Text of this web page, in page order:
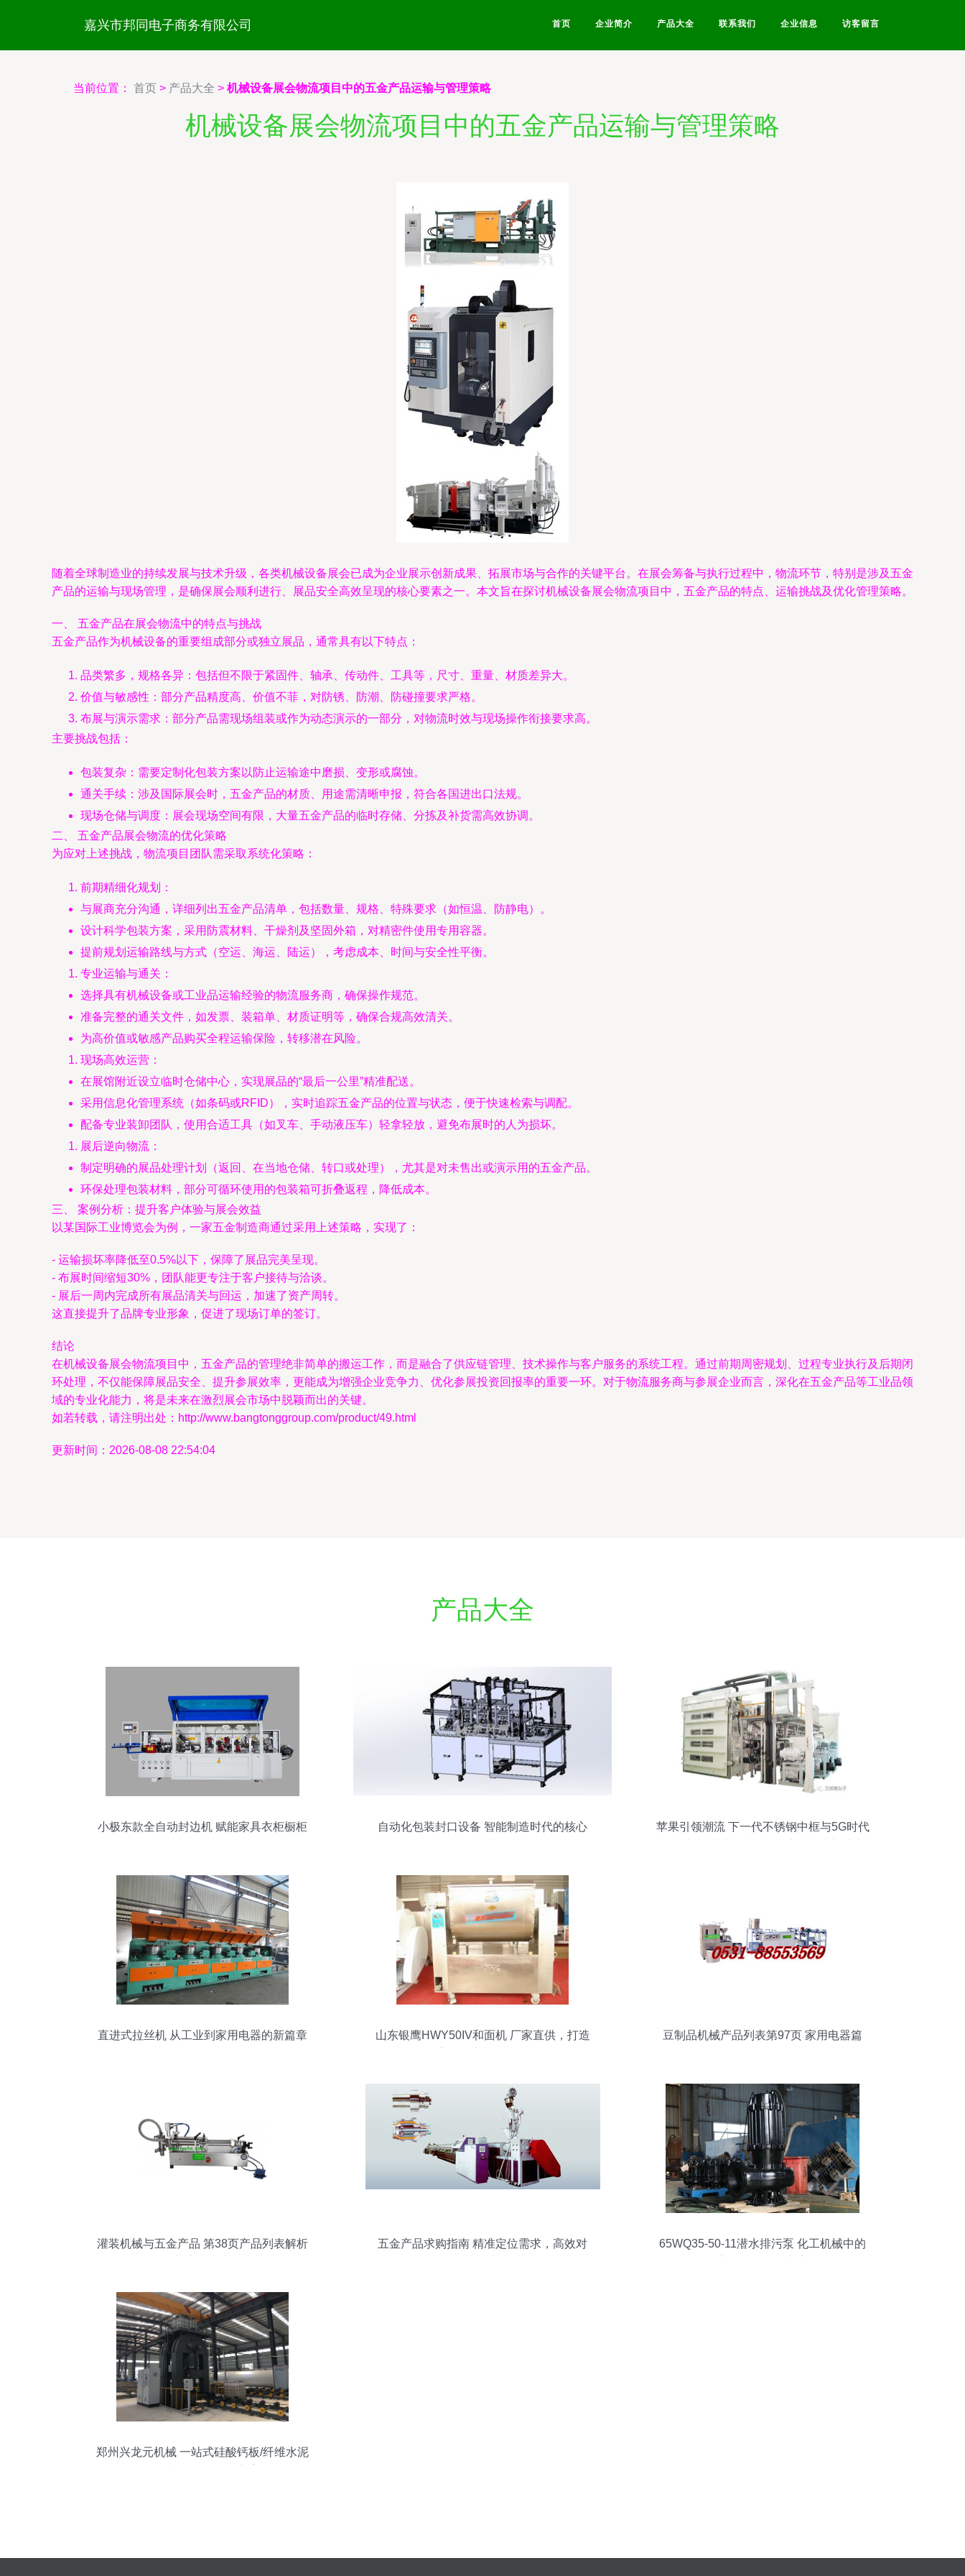
嘉兴市邦同电子商务有限公司 首页 企业简介 产品大全 联系我们 企业信息 访客留言
当前位置： 首页 > 产品大全 > 机械设备展会物流项目中的五金产品运输与管理策略
机械设备展会物流项目中的五金产品运输与管理策略
随着全球制造业的持续发展与技术升级，各类机械设备展会已成为企业展示创新成果、拓展市场与合作的关键平台。在展会筹备与执行过程中，物流环节，特别是涉及五金
产品的运输与现场管理，是确保展会顺利进行、展品安全高效呈现的核心要素之一。本文旨在探讨机械设备展会物流项目中，五金产品的特点、运输挑战及优化管理策略。
一、 五金产品在展会物流中的特点与挑战
五金产品作为机械设备的重要组成部分或独立展品，通常具有以下特点：
品类繁多，规格各异：包括但不限于紧固件、轴承、传动件、工具等，尺寸、重量、材质差异大。
价值与敏感性：部分产品精度高、价值不菲，对防锈、防潮、防碰撞要求严格。
布展与演示需求：部分产品需现场组装或作为动态演示的一部分，对物流时效与现场操作衔接要求高。
主要挑战包括：
包装复杂：需要定制化包装方案以防止运输途中磨损、变形或腐蚀。
通关手续：涉及国际展会时，五金产品的材质、用途需清晰申报，符合各国进出口法规。
现场仓储与调度：展会现场空间有限，大量五金产品的临时存储、分拣及补货需高效协调。
二、 五金产品展会物流的优化策略
为应对上述挑战，物流项目团队需采取系统化策略：
前期精细化规划：
与展商充分沟通，详细列出五金产品清单，包括数量、规格、特殊要求（如恒温、防静电）。
设计科学包装方案，采用防震材料、干燥剂及坚固外箱，对精密件使用专用容器。
提前规划运输路线与方式（空运、海运、陆运），考虑成本、时间与安全性平衡。
专业运输与通关：
选择具有机械设备或工业品运输经验的物流服务商，确保操作规范。
准备完整的通关文件，如发票、装箱单、材质证明等，确保合规高效清关。
为高价值或敏感产品购买全程运输保险，转移潜在风险。
现场高效运营：
在展馆附近设立临时仓储中心，实现展品的“最后一公里”精准配送。
采用信息化管理系统（如条码或RFID），实时追踪五金产品的位置与状态，便于快速检索与调配。
配备专业装卸团队，使用合适工具（如叉车、手动液压车）轻拿轻放，避免布展时的人为损坏。
展后逆向物流：
制定明确的展品处理计划（返回、在当地仓储、转口或处理），尤其是对未售出或演示用的五金产品。
环保处理包装材料，部分可循环使用的包装箱可折叠返程，降低成本。
三、 案例分析：提升客户体验与展会效益
以某国际工业博览会为例，一家五金制造商通过采用上述策略，实现了：
- 运输损坏率降低至0.5%以下，保障了展品完美呈现。
- 布展时间缩短30%，团队能更专注于客户接待与洽谈。
- 展后一周内完成所有展品清关与回运，加速了资产周转。
这直接提升了品牌专业形象，促进了现场订单的签订。
结论
在机械设备展会物流项目中，五金产品的管理绝非简单的搬运工作，而是融合了供应链管理、技术操作与客户服务的系统工程。通过前期周密规划、过程专业执行及后期闭
环处理，不仅能保障展品安全、提升参展效率，更能成为增强企业竞争力、优化参展投资回报率的重要一环。对于物流服务商与参展企业而言，深化在五金产品等工业品领
域的专业化能力，将是未来在激烈展会市场中脱颖而出的关键。
如若转载，请注明出处：http://www.bangtonggroup.com/product/49.html
更新时间：2026-08-08 22:54:04
产品大全
小极东款全自动封边机 赋能家具衣柜橱柜
自动化包装封口设备 智能制造时代的核心
苹果引领潮流 下一代不锈钢中框与5G时代
直进式拉丝机 从工业到家用电器的新篇章
山东银鹰HWY50IV和面机 厂家直供，打造
豆制品机械产品列表第97页 家用电器篇
灌装机械与五金产品 第38页产品列表解析
五金产品求购指南 精准定位需求，高效对
65WQ35-50-11潜水排污泵 化工机械中的
郑州兴龙元机械 一站式硅酸钙板/纤维水泥